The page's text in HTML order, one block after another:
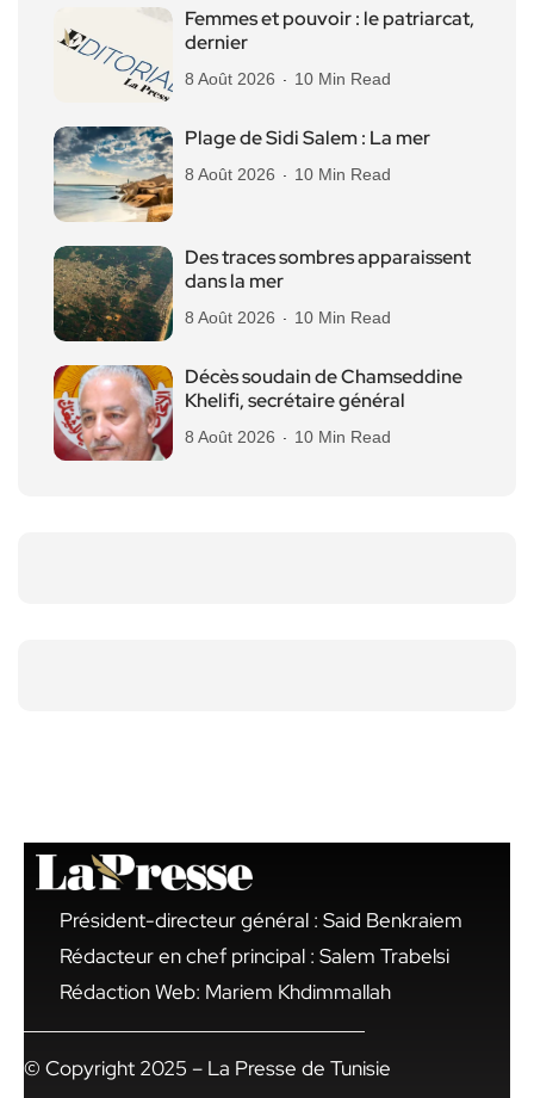
Femmes et pouvoir : le patriarcat,
dernier
8 Août 2026 10 Min Read
Plage de Sidi Salem : La mer
8 Août 2026 10 Min Read
Des traces sombres apparaissent
dans la mer
8 Août 2026 10 Min Read
Décès soudain de Chamseddine
Khelifi, secrétaire général
8 Août 2026 10 Min Read
Président-directeur général : Said Benkraiem
Rédacteur en chef principal : Salem Trabelsi
Rédaction Web: Mariem Khdimmallah
© Copyright 2025 – La Presse de Tunisie